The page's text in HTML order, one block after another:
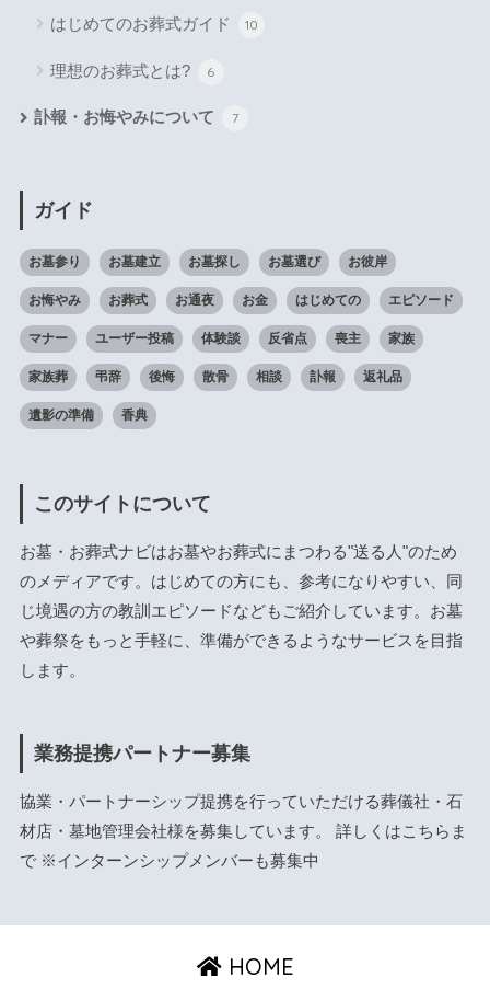
はじめてのお葬式ガイド 10
理想のお葬式とは? 6
訃報・お悔やみについて 7
ガイド
お墓参り お墓建立 お墓探し お墓選び お彼岸
お悔やみ お葬式 お通夜 お金 はじめての エピソード
マナー ユーザー投稿 体験談 反省点 喪主 家族
家族葬 弔辞 後悔 散骨 相談 訃報 返礼品
遺影の準備 香典
このサイトについて
お墓・お葬式ナビはお墓やお葬式にまつわる"送る人"のため
のメディアです。はじめての方にも、参考になりやすい、同
じ境遇の方の教訓エピソードなどもご紹介しています。お墓
や葬祭をもっと手軽に、準備ができるようなサービスを目指
します。
業務提携パートナー募集
協業・パートナーシップ提携を行っていただける葬儀社・石
材店・墓地管理会社様を募集しています。 詳しくはこちら ま
で ※インターンシップメンバーも募集中
HOME